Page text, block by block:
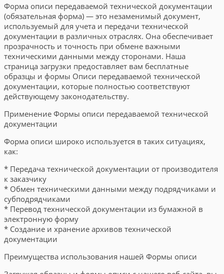
Форма описи передаваемой технической документации
(обязательная форма) — это незаменимый документ,
используемый для учета и передачи технической
документации в различных отраслях. Она обеспечивает
прозрачность и точность при обмене важными
техническими данными между сторонами. Наша
страница загрузки предоставляет вам бесплатные
образцы и формы Описи передаваемой технической
документации, которые полностью соответствуют
действующему законодательству.
Применение Формы описи передаваемой технической
документации
Форма описи широко используется в таких ситуациях,
как:
* Передача технической документации от производителя
к заказчику
* Обмен техническими данными между подрядчиками и
субподрядчиками
* Перевод технической документации из бумажной в
электронную форму
* Создание и хранение архивов технической
документации
Преимущества использования нашей Формы описи